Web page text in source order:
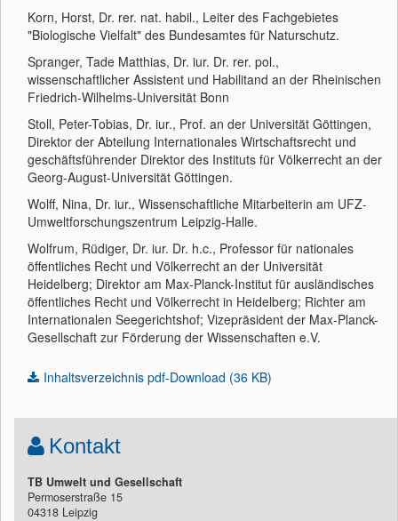
Korn, Horst, Dr. rer. nat. habil., Leiter des Fachgebietes
"Biologische Vielfalt" des Bundesamtes für Naturschutz.
Spranger, Tade Matthias, Dr. iur. Dr. rer. pol.,
wissenschaftlicher Assistent und Habilitand an der Rheinischen
Friedrich-Wilhelms-Universität Bonn
Stoll, Peter-Tobias, Dr. iur., Prof. an der Universität Göttingen,
Direktor der Abteilung Internationales Wirtschaftsrecht und
geschäftsführender Direktor des Instituts für Völkerrecht an der
Georg-August-Universität Göttingen.
Wolff, Nina, Dr. iur., Wissenschaftliche Mitarbeiterin am UFZ-
Umweltforschungszentrum Leipzig-Halle.
Wolfrum, Rüdiger, Dr. iur. Dr. h.c., Professor für nationales
öffentliches Recht und Völkerrecht an der Universität
Heidelberg; Direktor am Max-Planck-Institut für ausländisches
öffentliches Recht und Völkerrecht in Heidelberg; Richter am
Internationalen Seegerichtshof; Vizepräsident der Max-Planck-
Gesellschaft zur Förderung der Wissenschaften e.V.
Inhaltsverzeichnis pdf-Download (36 KB)
Kontakt
TB Umwelt und Gesellschaft
Permoserstraße 15
04318 Leipzig